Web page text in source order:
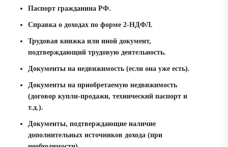
Паспорт гражданина РФ.
Справка о доходах по форме 2-НДФЛ.
Трудовая книжка или иной документ,
подтверждающий трудовую деятельность.
Документы на недвижимость (если она уже есть).
Документы на приобретаемую недвижимость
(договор купли-продажи, технический паспорт и
т.д.).
Документы, подтверждающие наличие
дополнительных источников дохода (при